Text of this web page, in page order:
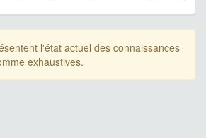
l'état actuel des connaissances
exhaustives.